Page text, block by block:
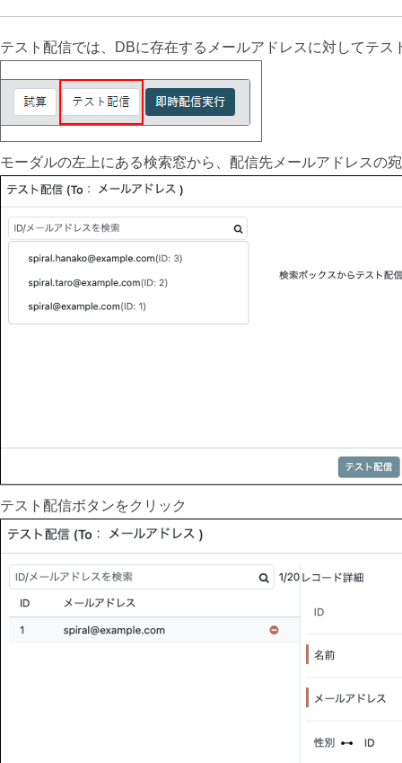
テスト配信では、DBに存在するメールアドレスに対してテス
モーダルの左上にある検索窓から、配信先メールアドレスの
テスト配信ボタンをクリック